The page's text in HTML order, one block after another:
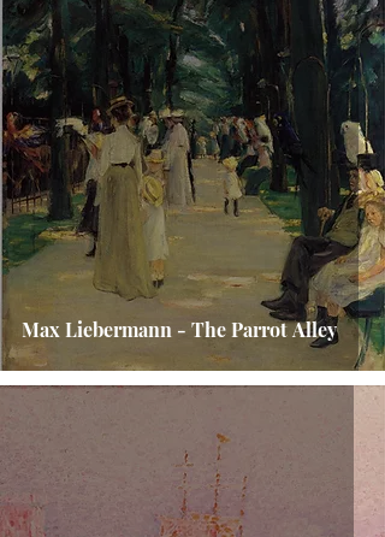
Max Liebermann - The Parrot Alley